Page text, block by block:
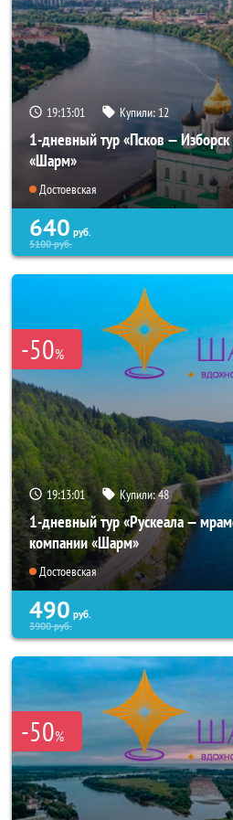
19:13:00 Купили: 12
1-дневный тур «Псков —
«Шарм»
Достоевская
640 руб.
5100руб.
-50%
19:13:00 Купили:48
1-дневный тур «Рускеала —
компании «Шарм»
Достоевская
490 руб.
3900руб.
-50%